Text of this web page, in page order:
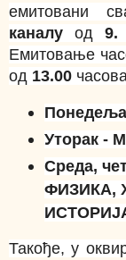
емитовани
каналу од 9.
Емитовање
од 13.00
Уторак -
Среда,
ФИЗИКА,
Такође, у